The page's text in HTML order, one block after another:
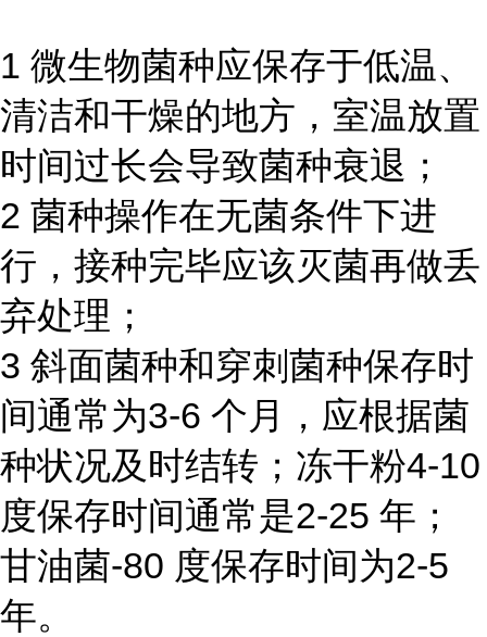
1 微生物菌种应保存于低温、
清洁和干燥的地方，室温放置
时间过长会导致菌种衰退；
2 菌种操作在无菌条件下进
行，接种完毕应该灭菌再做丢
弃处理；
3 斜面菌种和穿刺菌种保存时
间通常为3-6 个月，应根据菌
种状况及时结转；冻干粉4-10
度保存时间通常是2-25 年；
甘油菌-80 度保存时间为2-5
年。